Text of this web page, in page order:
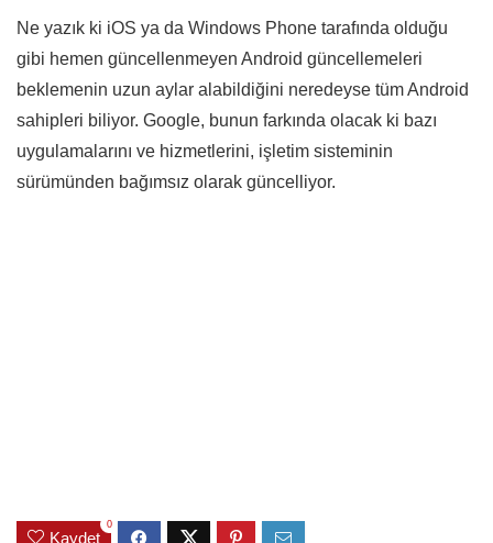
Ne yazık ki iOS ya da Windows Phone tarafında olduğu
gibi hemen güncellenmeyen Android güncellemeleri
beklemenin uzun aylar alabildiğini neredeyse tüm Android
sahipleri biliyor. Google, bunun farkında olacak ki bazı
uygulamalarını ve hizmetlerini, işletim sisteminin
sürümünden bağımsız olarak güncelliyor.
Kaydet
0